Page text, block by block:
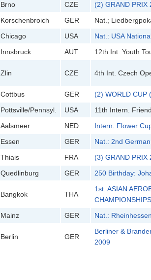
Brno CZE
(2) GRAND PRIX
Korschenbroich GER
Nat.;
Chicago USA
Nat.: USA
Innsbruck AUT 12th Int. Youth
Zlin CZE 4th Int. Czech
Cottbus GER
(2) WORLD CUP
Pottsville/Pennsyl. USA
11th Intern.
Aalsmeer NED
Intern. Flower
Essen GER
Nat.: 2nd
Thiais FRA
(3) GRAND PRIX
Quedlinburg GER 250 Birthday:
Bangkok THA
1st. ASIAN
CHAMPIONSHIPS
Mainz GER Nat.:
Berlin GER
Berliner &
2009